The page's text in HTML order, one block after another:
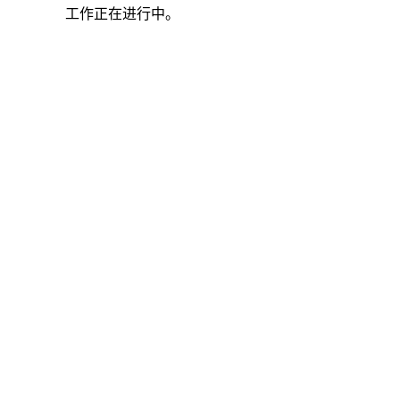
工作正在进行中。